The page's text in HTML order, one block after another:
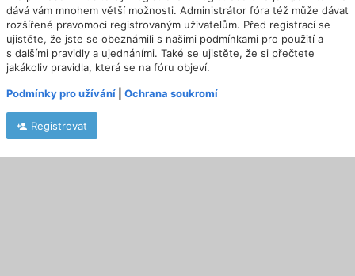
dává vám mnohem větší možnosti. Administrátor fóra též může dávat
rozšířené pravomoci registrovaným uživatelům. Před registrací se
ujistěte, že jste se obeznámili s našimi podmínkami pro použití a
s dalšími pravidly a ujednáními. Také se ujistěte, že si přečtete
jakákoliv pravidla, která se na fóru objeví.
Podmínky pro užívání Ochrana soukromí
Registrovat